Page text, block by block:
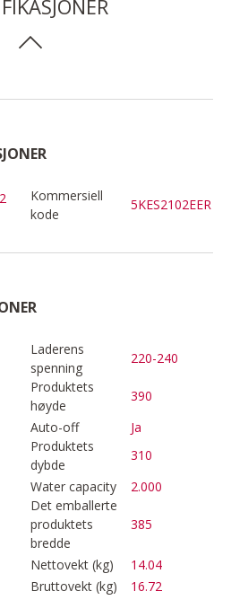
Kommersiell
kode
5KES2102EER
Laderens
spenning
220-240
Produktets
høyde
390
Auto-off
Ja
Produktets
dybde
310
Water capacity
2.000
Det emballerte
produktets
bredde
385
Nettovekt (kg)
14.04
Bruttovekt (kg)
16.72